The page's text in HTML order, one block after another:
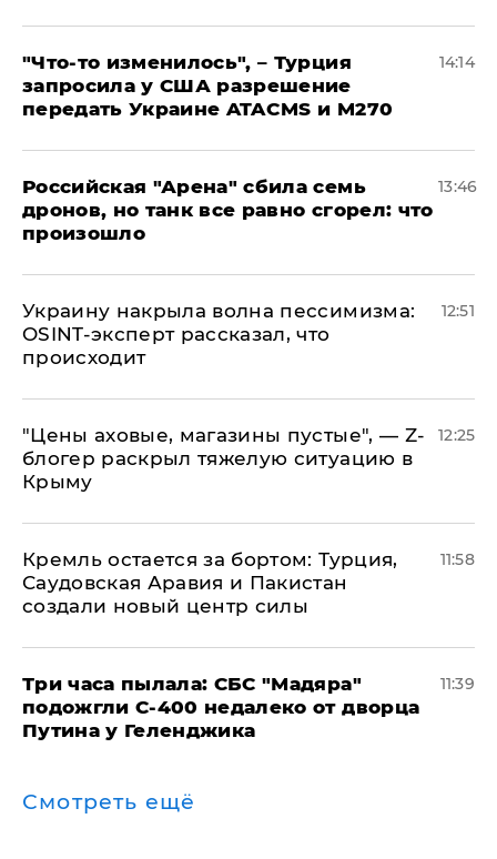
​"Что-то изменилось", – Турция
запросила у США разрешение
передать Украине ATACMS и M270
14:14
​Российская "Арена" сбила семь
дронов, но танк все равно сгорел: что
произошло
13:46
​Украину накрыла волна пессимизма:
OSINT-эксперт рассказал, что
происходит
12:51
​"Цены аховые, магазины пустые", — Z-
блогер раскрыл тяжелую ситуацию в
Крыму
12:25
​Кремль остается за бортом: Турция,
Саудовская Аравия и Пакистан
создали новый центр силы
11:58
Три часа пылала: СБС "Мадяра"
подожгли С-400 недалеко от дворца
Путина у Геленджика
11:39
Смотреть ещё